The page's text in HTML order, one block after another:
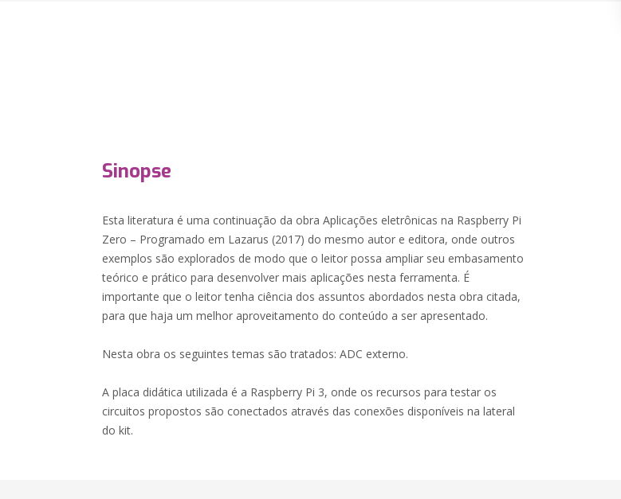
Sinopse
Esta literatura é uma continuação da obra Aplicações eletrônicas na Raspberry Pi
Zero – Programado em Lazarus (2017) do mesmo autor e editora, onde outros
exemplos são explorados de modo que o leitor possa ampliar seu embasamento
teórico e prático para desenvolver mais aplicações nesta ferramenta. É
importante que o leitor tenha ciência dos assuntos abordados nesta obra citada,
para que haja um melhor aproveitamento do conteúdo a ser apresentado.
Nesta obra os seguintes temas são tratados: ADC externo.
A placa didática utilizada é a Raspberry Pi 3, onde os recursos para testar os
circuitos propostos são conectados através das conexões disponíveis na lateral
do kit.